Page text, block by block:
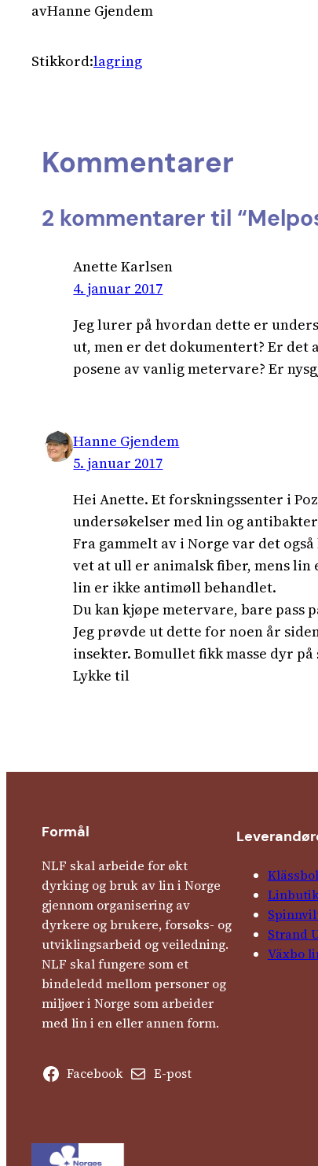
avHanne Gjendem
Stikkord:lagring
Kommentarer
2 kommentarer til
Anette Karlsen
4. januar 2017
Jeg lurer på hvordan dette er
ut, men er det dokumentert? Er det
posene av vanlig metervare? Er
Hanne Gjendem
5. januar 2017
Hei Anette. Et forskningssenter i
undersøkelser med lin og
Fra gammelt av i Norge var det
vet at ull er animalsk fiber, mens
lin er ikke antimøll behandlet.
Du kan kjøpe metervare, bare pass
Jeg prøvde ut dette for noen år
insekter. Bomullet fikk masse dyr
Lykke til
Formål
NLF skal arbeide for økt
dyrking og bruk av lin i Norge
gjennom organisering av
dyrkere og brukere, forsøks- og
utviklingsarbeid og veiledning.
NLF skal fungere som et
bindeledd mellom personer og
miljøer i Norge som arbeider
med lin i en eller annen form.
Strand
Växbo
Facebook E-post